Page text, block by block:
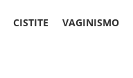
CISTITE VAGINISMO